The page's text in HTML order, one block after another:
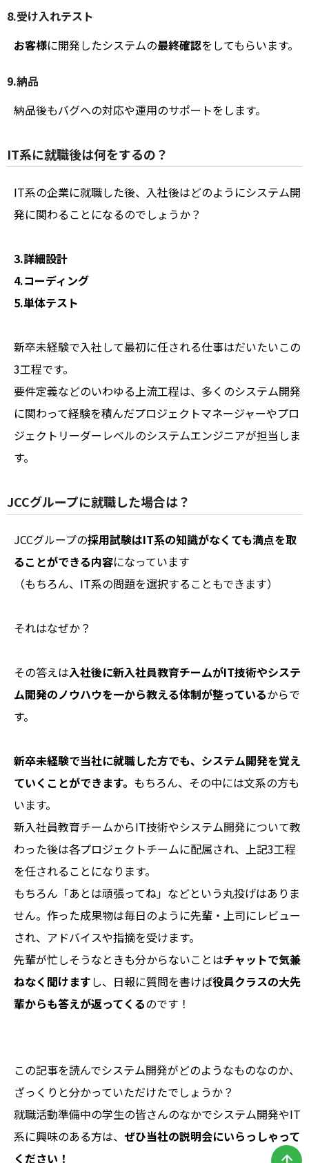
8.受け入れテスト
お客様に開発したシステムの最終確認をしてもらいます。
9.納品
納品後もバグへの対応や運用のサポートをします。
IT系に就職後は何をするの？
IT系の企業に就職した後、入社後はどのようにシステム開
発に関わることになるのでしょうか？
3.詳細設計
4.コーディング
5.単体テスト
新卒未経験で入社して最初に任される仕事はだいたいこの
3工程です。
要件定義などのいわゆる上流工程は、多くのシステム開発
に関わって経験を積んだプロジェクトマネージャーやプロ
ジェクトリーダーレベルのシステムエンジニアが担当しま
す。
JCCグループに就職した場合は？
JCCグループの採用試験はIT系の知識がなくても満点を取
ることができる内容になっています
（もちろん、IT系の問題を選択することもできます）
それはなぜか？
その答えは入社後に新入社員教育チームがIT技術やシステ
ム開発のノウハウを一から教える体制が整っているからで
す。
新卒未経験で当社に就職した方でも、システム開発を覚え
ていくことができます。 もちろん、その中には文系の方も
います。
新入社員教育チームからIT技術やシステム開発について教
わった後は各プロジェクトチームに配属され、 上記3工程
を任されることになります。
もちろん「あとは頑張ってね」などという丸投げはありま
せん。作った成果物は毎日のように先輩・上司にレビュー
され、アドバイスや指摘を受けます。
先輩が忙しそうなときも分からないことはチャットで気兼
ねなく聞けますし、日報に質問を書けば役員クラスの大先
輩からも答えが返ってくるのです！
この記事を読んでシステム開発がどのようなものなのか、
ざっくりと分かっていただけたでしょうか？
就職活動準備中の学生の皆さんのなかでシステム開発やIT
系に興味のある方は、 ぜひ当社の説明会にいらっしゃって
ください！